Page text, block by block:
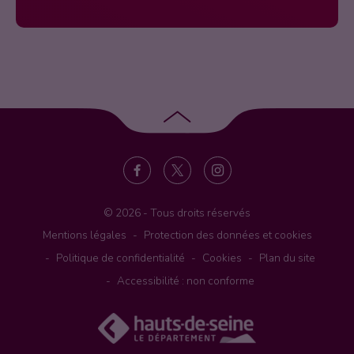
en
de
page
© 2026 - Tous droits réservés
Mentions légales
Protection des données et cookies
Politique de confidentialité
Cookies
Plan du site
Accessibilité : non conforme